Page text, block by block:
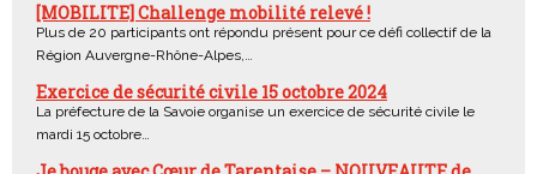
[MOBILITE] Challenge mobilité relevé !
Plus de 20 participants ont répondu présent pour ce défi collectif de la
Région Auvergne-Rhône-Alpes,…
Exercice de sécurité civile 15 octobre 2024
La préfecture de la Savoie organise un exercice de sécurité civile le
mardi 15 octobre…